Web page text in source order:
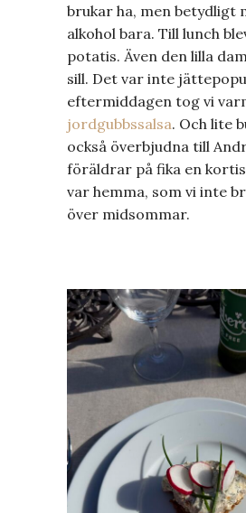
brukar ha, men betydligt
alkohol bara. Till lunch
potatis. Även den lilla
sill. Det var inte
eftermiddagen tog vi
jordgubbssalsa. Och lite
också överbjudna till
föräldrar på fika en
var hemma, som vi inte
över midsommar.